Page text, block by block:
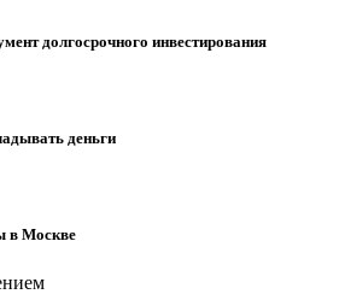
долгосрочного инвестирования
деньги
в Москве